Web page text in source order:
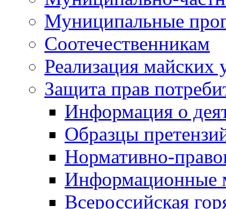
Муниципальные
Соотечественникам
Реализация майских
Защита прав
Информация о
Образцы
Нормативно-
Информационные
Всероссийская